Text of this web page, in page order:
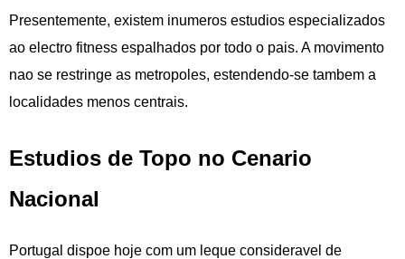
Presentemente, existem inumeros estudios especializados
ao electro fitness espalhados por todo o pais. A movimento
nao se restringe as metropoles, estendendo-se tambem a
localidades menos centrais.
Estudios de Topo no Cenario
Nacional
Portugal dispoe hoje com um leque consideravel de